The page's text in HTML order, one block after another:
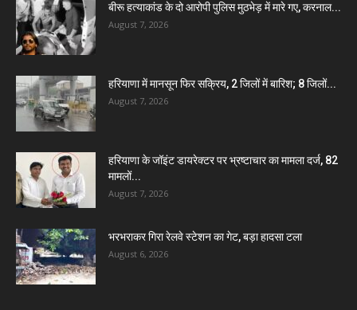
बीरू हत्याकांड के दो आरोपी पुलिस मुठभेड़ में मारे गए, करनाल...
August 7, 2026
हरियाणा में मानसून फिर सक्रिय, 2 जिलों में बारिश; 8 जिलों...
August 7, 2026
हरियाणा के जॉइंट डायरेक्टर पर भ्रष्टाचार का मामला दर्ज, 82
मामलों...
August 7, 2026
भरभराकर गिरा रेलवे स्टेशन का गेट, बड़ा हादसा टला
August 6, 2026